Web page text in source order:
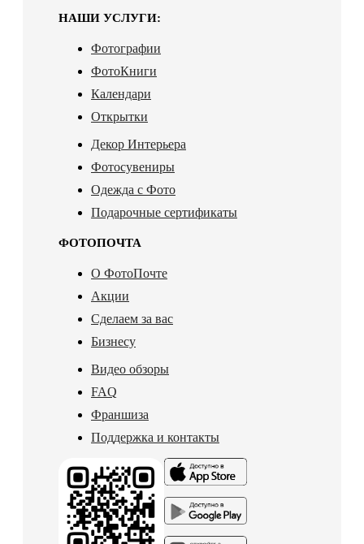
НАШИ УСЛУГИ:
Фотографии
ФотоКниги
Календари
Открытки
Декор Интерьера
Фотосувениры
Одежда с Фото
Подарочные сертификаты
ФОТОПОЧТА
О ФотоПочте
Акции
Сделаем за вас
Бизнесу
Видео обзоры
FAQ
Франшиза
Поддержка и контакты